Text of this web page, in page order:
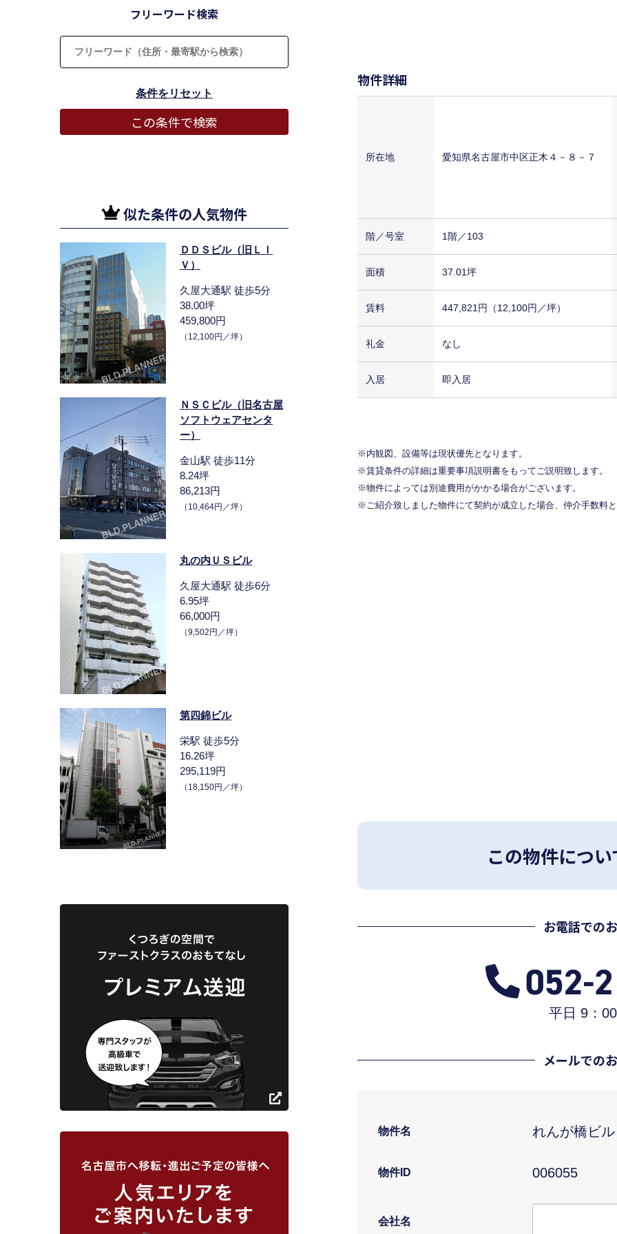
物件詳細
所在地 愛知県名古屋市中区正木４－８－７
階／号室 1階／103
面積 37.01坪
賃料 447,821円（12,100円／坪）
礼金 なし
入居 即入居
内観図、設備等は現状優先となります。
賃貸条件の詳細は重要事項説明書をもってご説明致します。
物件によっては別途費用がかかる場合がございます。
ご紹介致しました物件にて契約が成立した場合、仲介手数料
この物件につ
お電話での
平日 9：
メールでの
物件名 れんが橋ビル
物件ID 006055
会社名
フリーワード検索
似た条件の人気物件
ＤＤＳビル（旧ＬＩ
Ｖ）
久屋大通駅 徒歩5分
38.00坪
459,800円
（12,100円／坪）
ＮＳＣビル（旧名古屋
ソフトウェアセンタ
ー）
金山駅 徒歩11分
8.24坪
86,213円
（10,464円／坪）
丸の内ＵＳビル
久屋大通駅 徒歩6分
6.95坪
66,000円
（9,502円／坪）
第四錦ビル
栄駅 徒歩5分
16.26坪
295,119円
（18,150円／坪）